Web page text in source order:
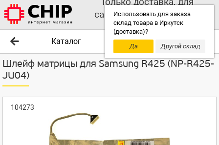
Использовать для заказа
склад товара в Иркутск
(доставка)?
Да
Другой склад
самовывоза выбирайте
другой склад!
Каталог
Шлейф матрицы для Samsung R425 (NP-R425-
JU04)
104273